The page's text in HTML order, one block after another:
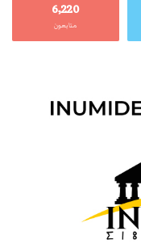
6٬220
متابعون